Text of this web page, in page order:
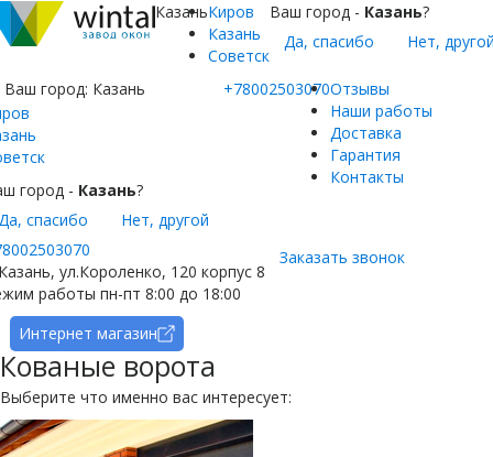
КазаньКиров
Казань
Советск
Ваш город - Казань?
Да, спасибо
Нет,
Ваш город: Казань
город - Казань?
спасибо
Нет, другой
+78002503070Отзывы
Наши работы
Доставка
Гарантия
Контакты
ул.Короленко, 120 корпус 8
работы пн-пт 8:00 до 18:00
Интернет магазин
Заказать звонок
Кованые ворота
Выберите что именно вас интересует: